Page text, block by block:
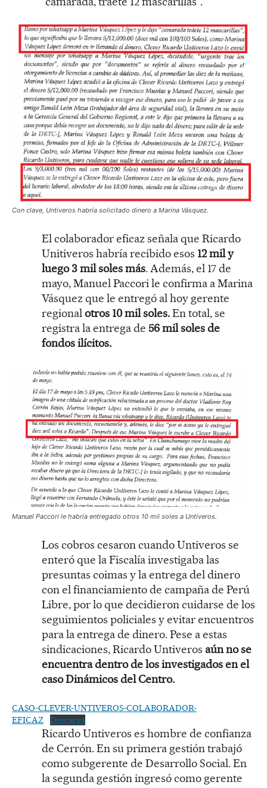
Con clave, Untiveros habría solicitado dinero a Marina Vásquez.
El colaborador eficaz señala que Ricardo
Unitiveros habría recibido esos 12 mil y
luego 3 mil soles más. Además, el 17 de
mayo, Manuel Paccori le confirma a Marina
Vásquez que le entregó al hoy gerente
regionalotros 10 mil soles.En total, se
registra la entrega de 56 mil soles de
fondos ilícitos.
Manuel Paccori le habría entregado otros 10 mil soles a Untiveros.
Los cobros cesaron cuando Untiveros se
enteró que la Fiscalía investigaba las
presuntas coimas y la entrega del dinero
con el financiamiento de campaña de Perú
Libre, por lo que decidieron cuidarse de los
seguimientos policiales y evitar encuentros
para la entrega de dinero. Pese a estas
sindicaciones, Ricardo Untiveros aún no se
encuentra dentro de los investigados en el
caso Dinámicos del Centro.
CASO-CLEVER-UNTIVEROS-COLABORADOR-
EFICAZ
Descarga
Ricardo Untiveros es hombre de confianza
de Cerrón. En su primera gestión trabajó
como subgerente de Desarrollo Social. En
la segunda gestión ingresó como gerente